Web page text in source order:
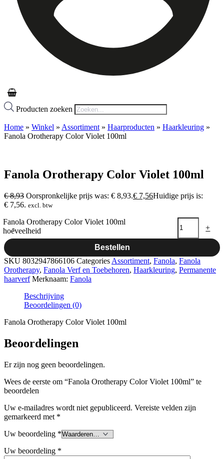
Producten zoeken
Home » Winkel » Assortiment » Haarproducten » Haarkleuring »
Fanola Orotherapy Color Violet 100ml
Fanola Orotherapy Color Violet 100ml
€8,93 Oorspronkelijke prijs was: € 8,93.€ 7,56Huidige prijs is:
€ 7,56. excl. btw
-
Fanola Orotherapy Color Violet 100ml
hoeveelheid
+
Bestellen
SKU 8032947866106 Categories Assortiment, Fanola, Fanola
Orotherapy, Fanola Verf en Toebehoren, Haarkleuring, Permanente
haarverf Merknaam: Fanola
Beschrijving
Beoordelingen (0)
Fanola Orotherapy Color Violet 100ml
Beoordelingen
Er zijn nog geen beoordelingen.
Wees de eerste om “Fanola Orotherapy Color Violet 100ml” te
beoordelen
Uw e-mailadres wordt niet gepubliceerd. Vereiste velden zijn
gemarkeerd met *
Uw beoordeling *
Uw beoordeling *